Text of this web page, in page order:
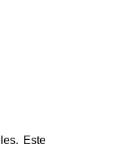
Este